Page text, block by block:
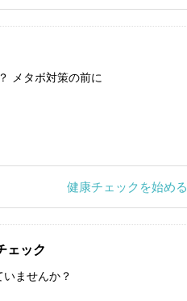
メタボ対策の前に
健康チェックを始める
ェック
ませんか？